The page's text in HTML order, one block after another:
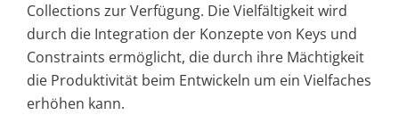
Collections zur Verfügung. Die Vielfältigkeit wird
durch die Integration der Konzepte von Keys und
Constraints ermöglicht, die durch ihre Mächtigkeit
die Produktivität beim Entwickeln um ein Vielfaches
erhöhen kann.